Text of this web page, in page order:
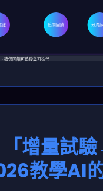
註 追問回饋 分流
確保回饋可追蹤與可迭代
「增量試
教學AI